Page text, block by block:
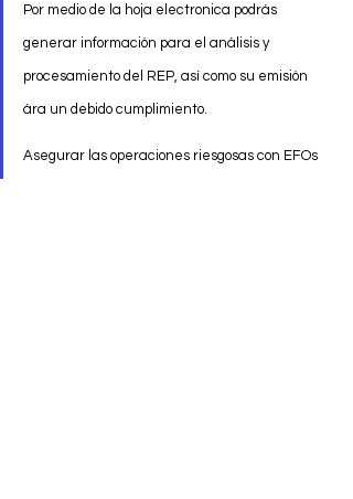
Por medio de la hoja electronica podrás
generar información para el análisis y
procesamiento del REP, así como su emisión
ára un debido cumplimiento.
Asegurar las operaciones riesgosas con EFOs